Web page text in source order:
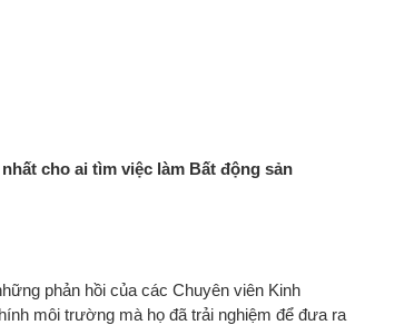
cho ai tìm việc làm Bất động sản
phản hồi của các Chuyên viên Kinh
môi trường mà họ đã trải nghiệm để đưa ra